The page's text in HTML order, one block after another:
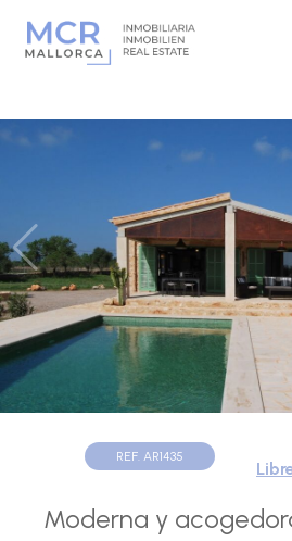
REF. AR1435
Moderna y